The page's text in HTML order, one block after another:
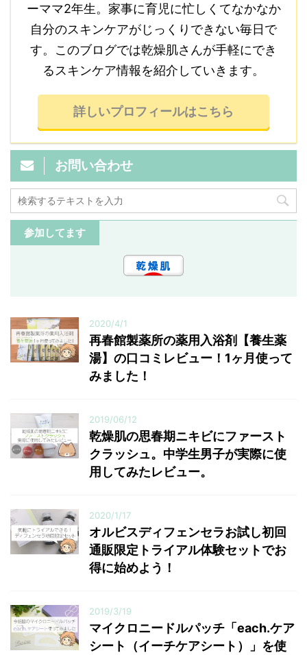
ーママ2年生。家事に育児に忙しくてなかなか
自分のスキンケアがじっくりできない毎日で
す。このブログでは乾燥肌さんが手軽にでき
るスキンケア情報を紹介していきます。
詳しいプロフィールはこちら
お問い合わせ
参加してます
2020/4/1
再春館製薬所の薬用入浴剤【養生薬
湯】の口コミレビュー！1ヶ月使って
みました！
2019/06/12
乾燥肌の思春期ニキビにファースト
クラッシュ。中学生男子が実際に使
用してみたレビュー。
2020/1/17
オルビスディフェンセラお試し初回
通販限定トライアル体験セットでお
得に始めよう！
2019/3/19
マイクロニードルパッチ「each.ケア
シート（イーチケアシート）」を使